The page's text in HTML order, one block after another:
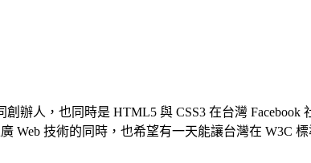
創辦人，也同時是 HTML5 與 CSS3 在台灣
技術的同時，也希望有一天能讓台灣在 W3C